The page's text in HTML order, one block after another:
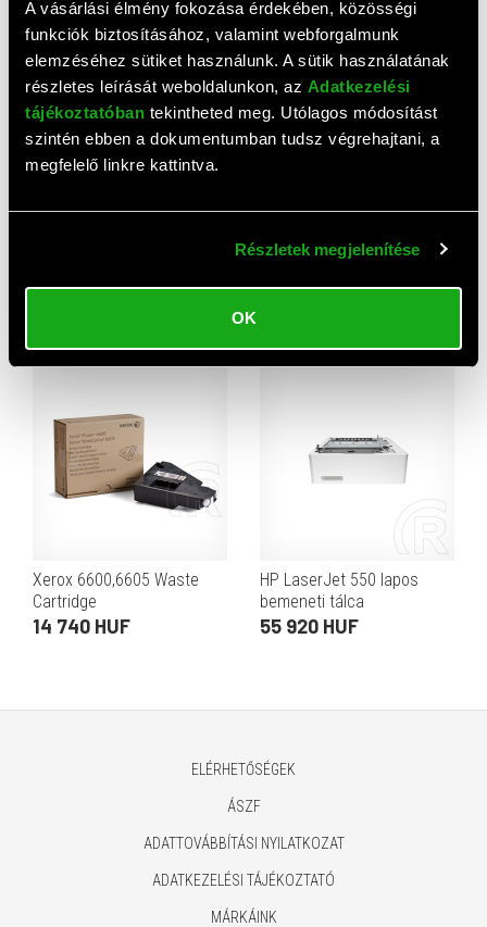
A vásárlási élmény fokozása érdekében, közösségi
funkciók biztosításához, valamint webforgalmunk
elemzéséhez sütiket használunk. A sütik használatának
részletes leírását weboldalunkon, az Adatkezelési
tájékoztatóban tekintheted meg. Utólagos módosítást
szintén ebben a dokumentumban tudsz végrehajtani, a
megfelelő linkre kattintva.
Részletek megjelenítése
OK
készlet LaserJet M775
Gépasztal
Xerox 6600,6605 Waste
Cartridge
14 740 HUF
HP LaserJet 550 lapos
bemeneti tálca
55 920 HUF
ELÉRHETŐSÉGEK
ÁSZF
ADATTOVÁBBÍTÁSI NYILATKOZAT
ADATKEZELÉSI TÁJÉKOZTATÓ
MÁRKÁINK